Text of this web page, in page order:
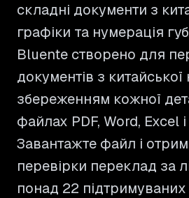
складні документи з
графіки та нумерація
Bluente створено для
документів з китайської
збереженням кожної
файлах PDF, Word, Excel і
Завантажте файл і
перевірки переклад за
понад 22